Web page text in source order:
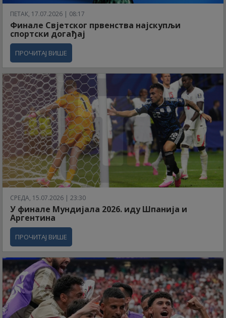
ПЕТАК, 17.07.2026 | 08:17
Финале Свјетског првенства најскупљи
спортски догађај
ПРОЧИТАЈ ВИШЕ
СРЕДА, 15.07.2026 | 23:30
У финале Мундијала 2026. иду Шпанија и
Аргентина
ПРОЧИТАЈ ВИШЕ